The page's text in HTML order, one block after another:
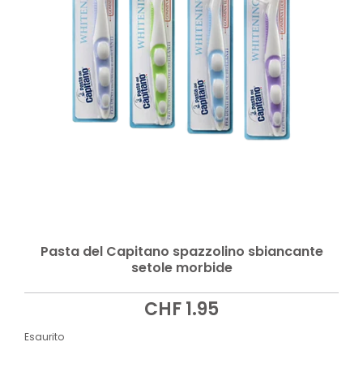
Pasta del Capitano spazzolino sbiancante
setole morbide
CHF1.95
Esaurito